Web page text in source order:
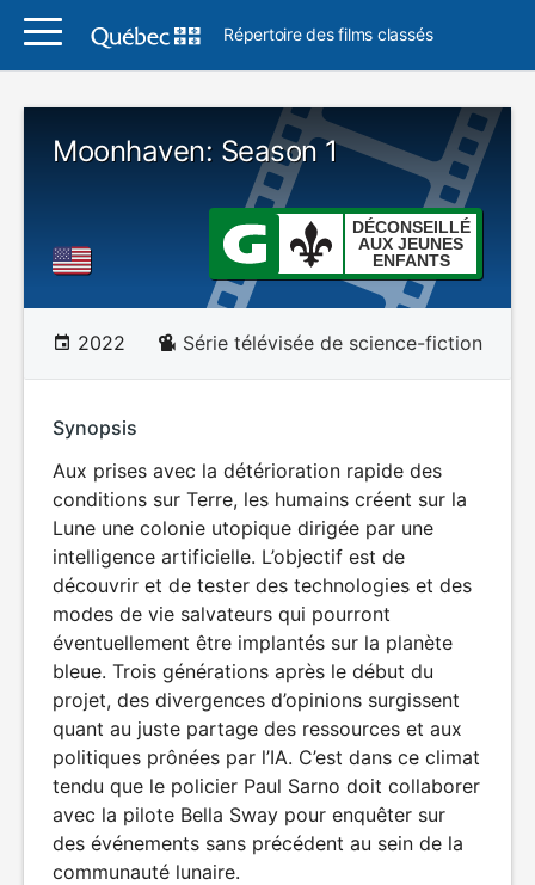
Répertoire des films classés
Moonhaven: Season 1
DÉCONSEILLÉ
AUX JEUNES
ENFANTS
2022 Série télévisée de science-fiction
Synopsis
Aux prises avec la détérioration rapide des
conditions sur Terre, les humains créent sur la
Lune une colonie utopique dirigée par une
intelligence artificielle. L’objectif est de
découvrir et de tester des technologies et des
modes de vie salvateurs qui pourront
éventuellement être implantés sur la planète
bleue. Trois générations après le début du
projet, des divergences d’opinions surgissent
quant au juste partage des ressources et aux
politiques prônées par l’IA. C’est dans ce climat
tendu que le policier Paul Sarno doit collaborer
avec la pilote Bella Sway pour enquêter sur
des événements sans précédent au sein de la
communauté lunaire.